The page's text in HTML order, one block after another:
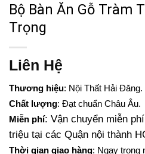
Bộ Bàn Ăn Gỗ Tràm
Trọng
Liên Hệ
Thương hiệu: Nội Thất Hải Đăng.
Chất lượng: Đạt chuẩn Châu Âu.
Miễn phí: Vận chuyển miễn
triệu tại các Quận nội thành
Thời gian giao hàng: Ngay trong